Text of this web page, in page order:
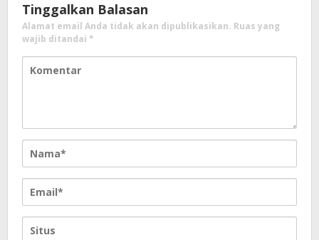
Tinggalkan Balasan
Alamat email Anda tidak akan dipublikasikan. Ruas yang
wajib ditandai *